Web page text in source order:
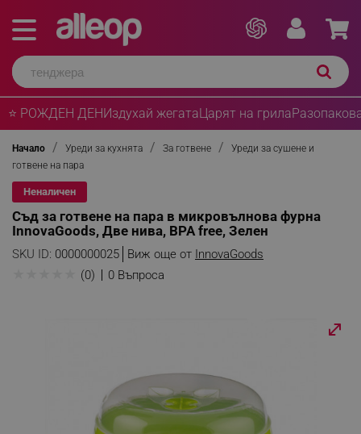
⭐ РОЖДЕН ДЕНИздухай жегатаЦарят на грила
Начало Уреди за кухнята За готвене
Уреди за сушене и
готвене на пара
Неналичен
Съд за готвене на пара в микровълнова фурна
InnovaGoods, Две нива, BPA free, Зелен
SKU ID: 0000000025 Виж още от InnovaGoods
(0) 0 Въпроса